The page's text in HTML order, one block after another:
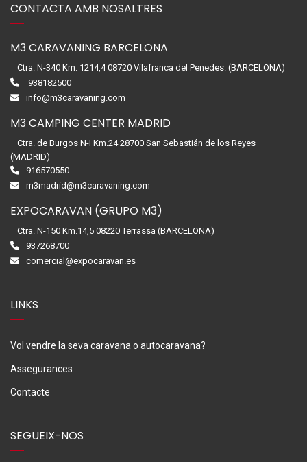
CONTACTA AMB NOSALTRES
M3 CARAVANING BARCELONA
Ctra. N-340 Km. 1214,4 08720 Vilafranca del Penedes. (BARCELONA)
938182500
info@m3caravaning.com
M3 CAMPING CENTER MADRID
Ctra. de Burgos N-I Km.24 28700 San Sebastián de los Reyes
(MADRID)
916570550
m3madrid@m3caravaning.com
EXPOCARAVAN (GRUPO M3)
Ctra. N-150 Km.14,5 08220 Terrassa (BARCELONA)
937268700
comercial@expocaravan.es
LINKS
Vol vendre la seva caravana o autocaravana?
Assegurances
Contacte
SEGUEIX-NOS